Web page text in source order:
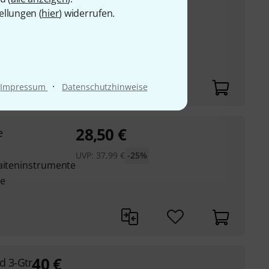
(hier) widerrufen.
Impressum · Datenschutzhinweise
Gtr33€
28,50 €
UVP: 37,99 € -25%
3-Gtr40 €